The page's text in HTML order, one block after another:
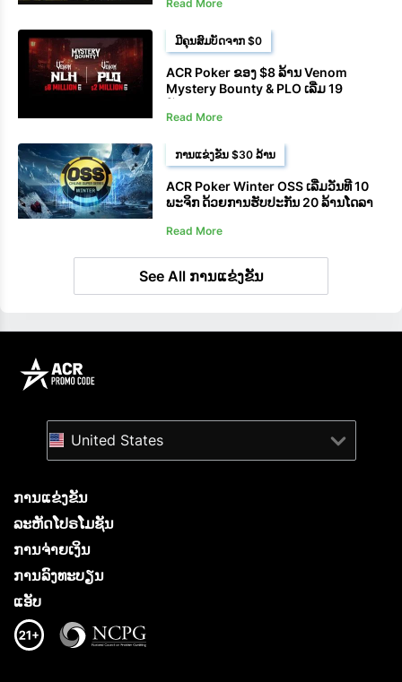
Read More
ມີຄຸນສົມບັດຈາກ $0
ACR Poker ຂອງ $8 ລ້ານ Venom
Mystery Bounty & PLO ເລີ່ມ 19
Read More
ການແຂ່ງຂັນ $30 ລ້ານ
ACR Poker Winter OSS ເລີ່ມວັນທີ 10
ພະຈິກ ດ້ວຍການຮັບປະກັນ 20 ລ້ານໂດລາ
Read More
See All ການແຂ່ງຂັນ
ການແຂ່ງຂັນ
ລະຫັດໂປຣໂມຊັນ
ການຈ່າຍເງິນ
ການລົງທະບຽນ
ແອັບ
United States